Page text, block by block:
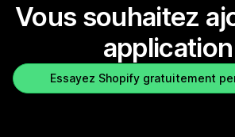
Vous souhaitez
Essayez Shopify gratuitement